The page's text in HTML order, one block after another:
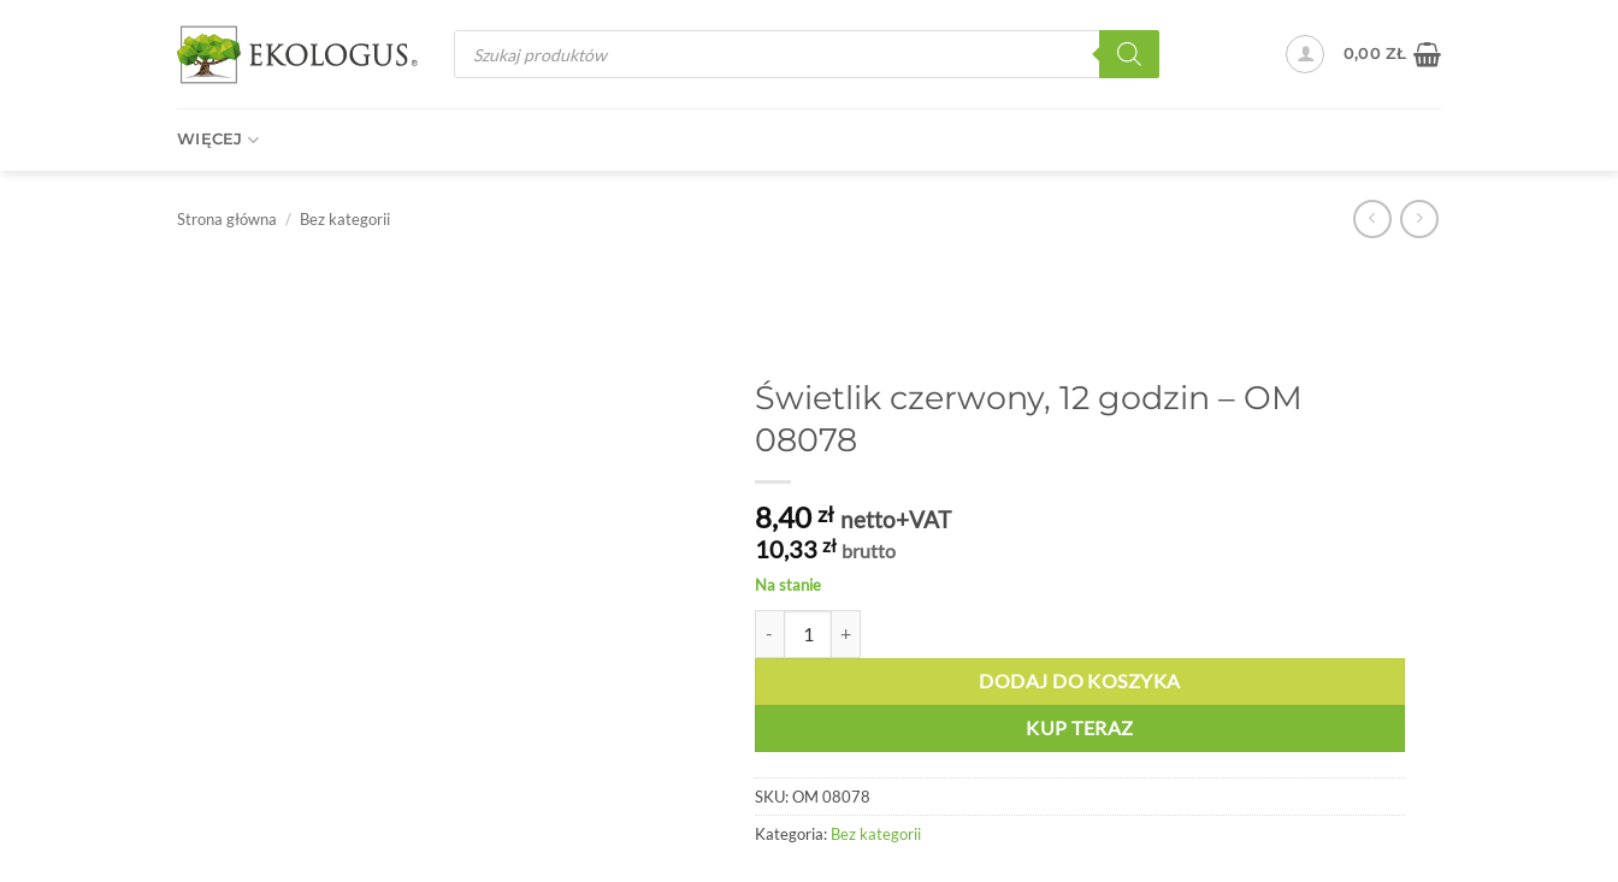
Wyszukiwarka
produktów
0,00ZŁ
WIĘCEJ
Strona główna / Bez kategorii
Świetlik czerwony, 12 godzin – OM
08078
8,40zł netto+VAT
10,33 zł brutto
Na stanie
DODAJ DO KOSZYKA
KUP TERAZ
SKU:OM 08078
Kategoria: Bez kategorii